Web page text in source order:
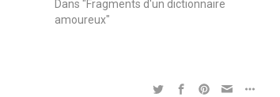
Dans "Fragments d'un dictionnaire
amoureux"